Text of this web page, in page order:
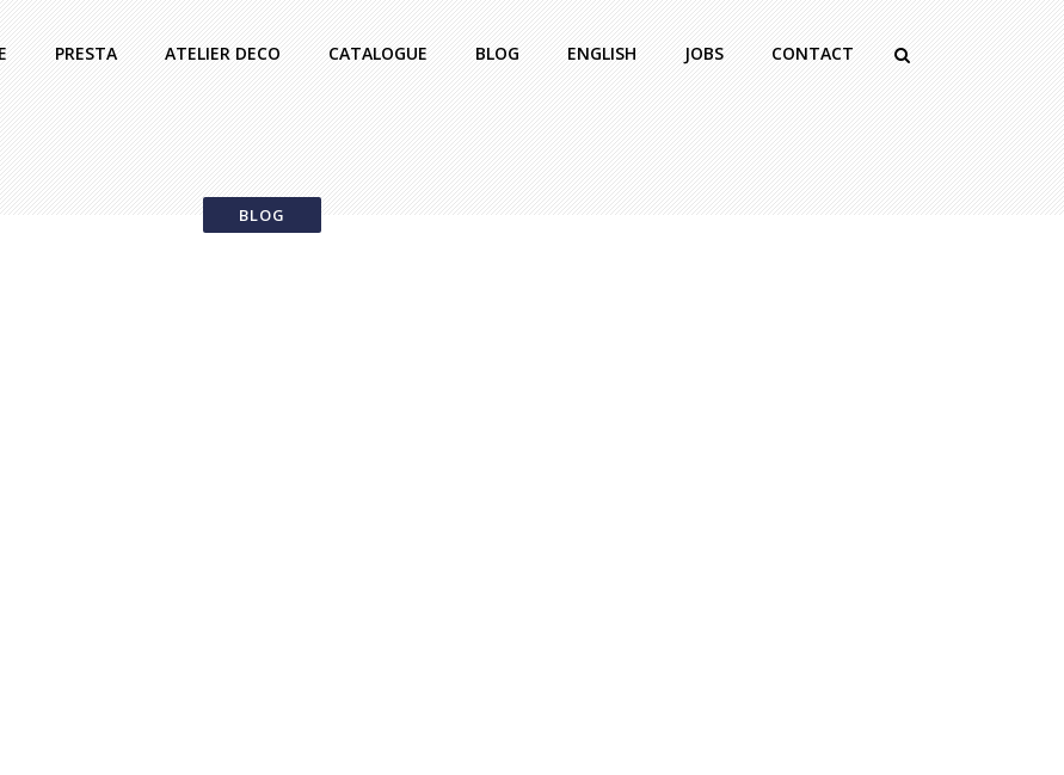
PRESTA ATELIER DECO CATALOGUE BLOG ENGLISH JOBS CONTACT